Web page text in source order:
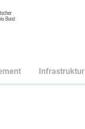
Infrastruktur